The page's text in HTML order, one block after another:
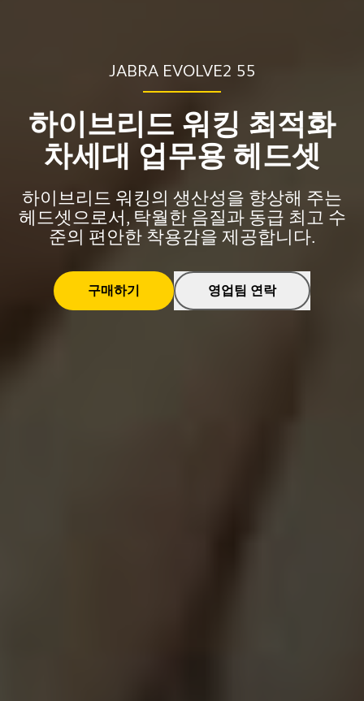
JABRA EVOLVE2 55
하이브리드 워킹 최적화
차세대 업무용 헤드셋
하이브리드 워킹의 생산성을 향상해 주는
헤드셋으로서, 탁월한 음질과 동급 최고 수
준의 편안한 착용감을 제공합니다.
구매하기 영업팀 연락